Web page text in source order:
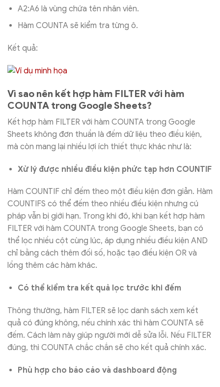
A2:A6 là vùng chứa tên nhân viên.
Hàm COUNTA sẽ kiểm tra từng ô.
Kết quả:
Vì sao nên kết hợp hàm FILTER với hàm
COUNTA trong Google Sheets?
Kết hợp hàm FILTER với hàm COUNTA trong Google
Sheets không đơn thuần là đếm dữ liệu theo điều kiện,
mà còn mang lại nhiều lợi ích thiết thực khác như là:
Xử lý được nhiều điều kiện phức tạp hơn COUNTIF
Hàm COUNTIF chỉ đếm theo một điều kiện đơn giản. Hàm
COUNTIFS có thể đếm theo nhiều điều kiện nhưng cú
pháp vẫn bị giới hạn. Trong khi đó, khi bạn kết hợp hàm
FILTER với hàm COUNTA trong Google Sheets, bạn có
thể lọc nhiều cột cùng lúc, áp dụng nhiều điều kiện AND
chỉ bằng cách thêm đối số, hoặc tạo điều kiện OR và
lồng thêm các hàm khác.
Có thể kiểm tra kết quả lọc trước khi đếm
Thông thường, hàm FILTER sẽ lọc danh sách xem kết
quả có đúng không, nếu chính xác thì hàm COUNTA sẽ
đếm. Cách làm này giúp người mới dễ sửa lỗi. Nếu FILTER
đúng, thì COUNTA chắc chắn sẽ cho kết quả chính xác.
Phù hợp cho báo cáo và dashboard động